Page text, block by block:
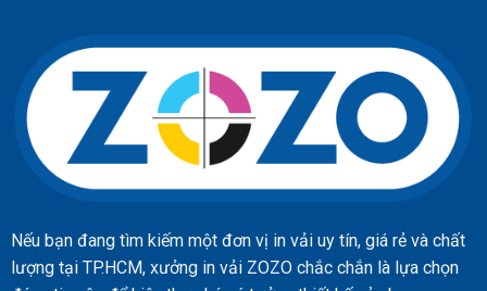
Nếu bạn đang tìm kiếm một đơn vị in vải uy tín, giá rẻ và chất
lượng tại TP.HCM, xưởng in vải ZOZO chắc chắn là lựa chọn